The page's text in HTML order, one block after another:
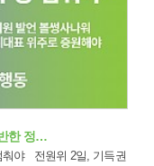
한 정…